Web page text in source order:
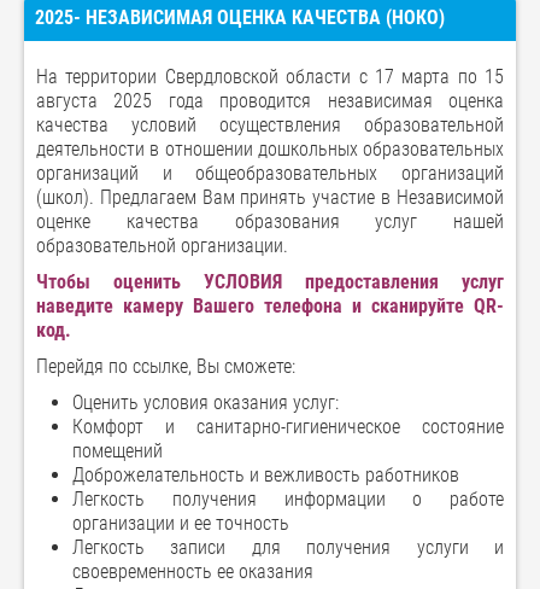
2025- НЕЗАВИСИМАЯ ОЦЕНКА КАЧЕСТВА (НОКО)
На территории Свердловской области с 17 марта по 15
августа 2025 года проводится независимая оценка
качества условий осуществления образовательной
деятельности в отношении дошкольных образовательных
организаций и общеобразовательных организаций
(школ). Предлагаем Вам принять участие в Независимой
оценке качества образования услуг нашей
образовательной организации.
Чтобы оценить УСЛОВИЯ предоставления услуг
наведите камеру Вашего телефона и сканируйте QR-
код.
Перейдя по ссылке, Вы сможете:
Оценить условия оказания услуг:
Комфорт и санитарно-гигиеническое состояние
помещений
Доброжелательность и вежливость работников
Легкость получения информации о работе
организации и ее точность
Легкость записи для получения услуги и
своевременность ее оказания